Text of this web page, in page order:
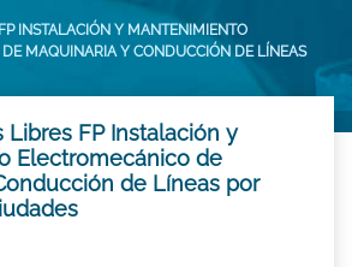
INSTALACIÓN Y MANTENIMIENTO
MAQUINARIA Y CONDUCCIÓN DE LÍNEAS
Libres FP Instalación y
Electromecánico de
de Líneas por